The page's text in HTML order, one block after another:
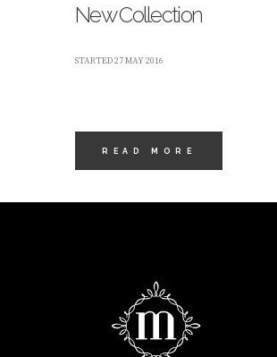
New Collection
STARTED27 MAY 2016
READ MORE